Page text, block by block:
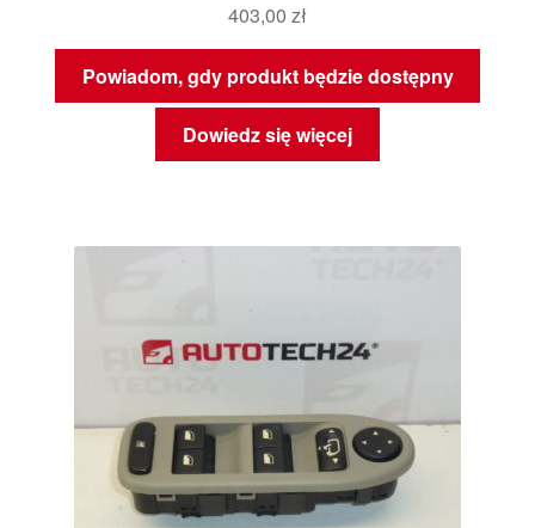
403,00 zł
Powiadom, gdy produkt będzie dostępny
Dowiedz się więcej